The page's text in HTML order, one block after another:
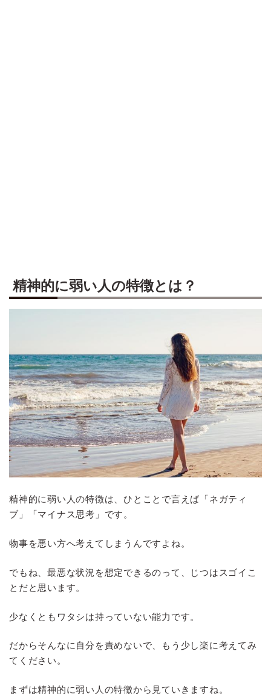
精神的に弱い人の特徴とは？
精神的に弱い人の特徴は、ひとことで言えば「ネガティ
ブ」「マイナス思考」です。
物事を悪い方へ考えてしまうんですよね。
でもね、最悪な状況を想定できるのって、じつはスゴイこ
とだと思います。
少なくともワタシは持っていない能力です。
だからそんなに自分を責めないで、もう少し楽に考えてみ
てください。
まずは精神的に弱い人の特徴から見ていきますね。